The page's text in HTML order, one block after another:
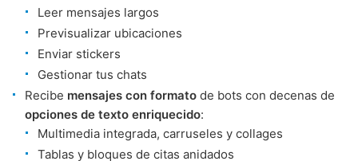
Leer mensajes largos
Previsualizar ubicaciones
Enviar stickers
Gestionar tus chats
Recibe mensajes con formato de bots con decenas de
opciones de texto enriquecido:
Multimedia integrada, carruseles y collages
Tablas y bloques de citas anidados